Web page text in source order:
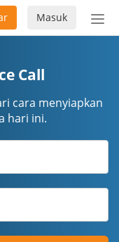
Masuk
Call
cara menyiapkan
hari ini.